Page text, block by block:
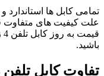
تمامی کابل ها استاندارد
علت کیفیت های متفاوت
باشید.
تفاوت کابل تلفن 4 زوج طوسی و مشکی